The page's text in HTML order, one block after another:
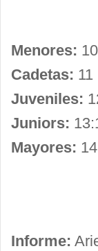
Menores:
Cadetas:
Juveniles:
Juniors:
Mayores:
Informe: